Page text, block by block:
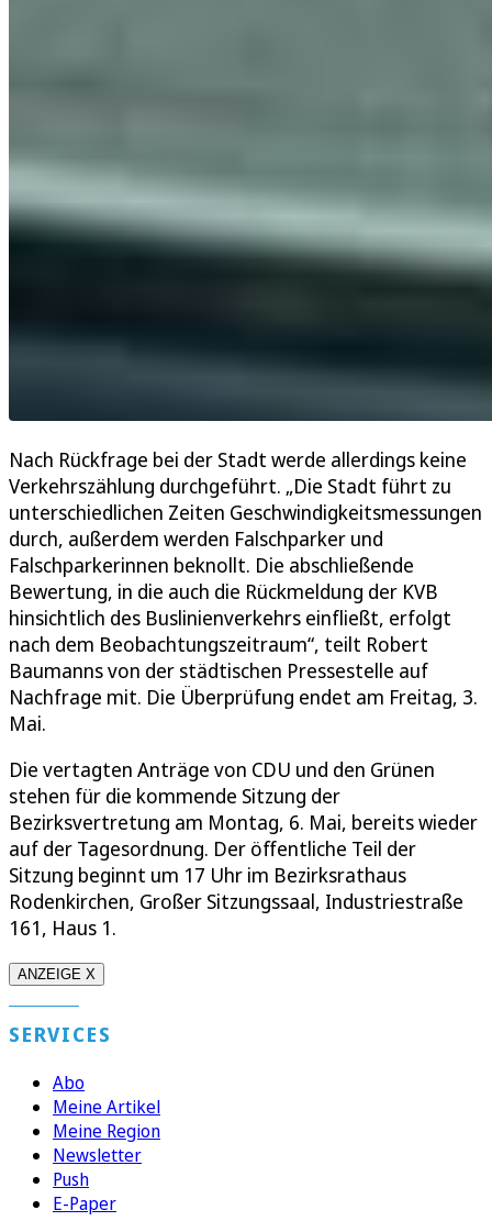
Nach Rückfrage bei der Stadt werde allerdings keine
Verkehrszählung durchgeführt. „Die Stadt führt zu
unterschiedlichen Zeiten Geschwindigkeitsmessungen
durch, außerdem werden Falschparker und
Falschparkerinnen beknollt. Die abschließende
Bewertung, in die auch die Rückmeldung der KVB
hinsichtlich des Buslinienverkehrs einfließt, erfolgt
nach dem Beobachtungszeitraum“, teilt Robert
Baumanns von der städtischen Pressestelle auf
Nachfrage mit. Die Überprüfung endet am Freitag, 3.
Mai.
Die vertagten Anträge von CDU und den Grünen
stehen für die kommende Sitzung der
Bezirksvertretung am Montag, 6. Mai, bereits wieder
auf der Tagesordnung. Der öffentliche Teil der
Sitzung beginnt um 17 Uhr im Bezirksrathaus
Rodenkirchen, Großer Sitzungssaal, Industriestraße
161, Haus 1.
ANZEIGE X
SERVICES
Abo
Meine Artikel
Meine Region
Newsletter
Push
E-Paper